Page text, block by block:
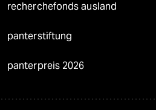
recherchefonds ausland
panterstiftung
panterpreis 2026